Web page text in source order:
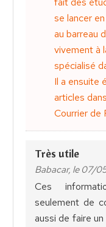
se lancer
au barreau
vivement à
spécialisé
Il a ensuite
articles
Courrier de
Très utile
Babacar, le 07/
Ces
seulement de
aussi de faire